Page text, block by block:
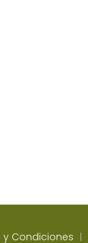
y Condiciones